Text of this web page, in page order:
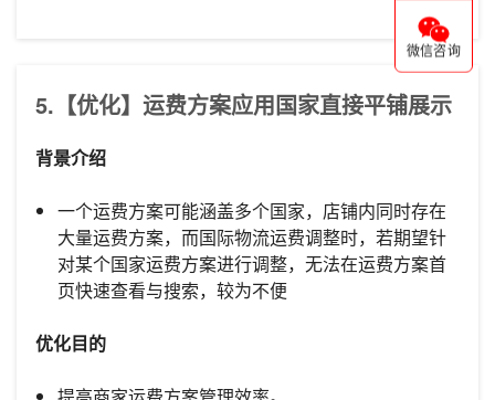
5.【优化】运费方案应用国家直接平铺展示
背景介绍
一个运费方案可能涵盖多个国家，店铺内同时存在
大量运费方案，而国际物流运费调整时，若期望针
对某个国家运费方案进行调整，无法在运费方案首
页快速查看与搜索，较为不便
优化目的
微信咨询